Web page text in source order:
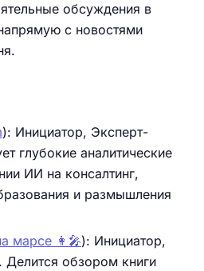
обсуждения в
с новостями
): Инициатор, Эксперт-
глубокие аналитические
ИИ на консалтинг,
и размышления
марсе 👩‍🎤): Инициатор,
Делится обзором книги